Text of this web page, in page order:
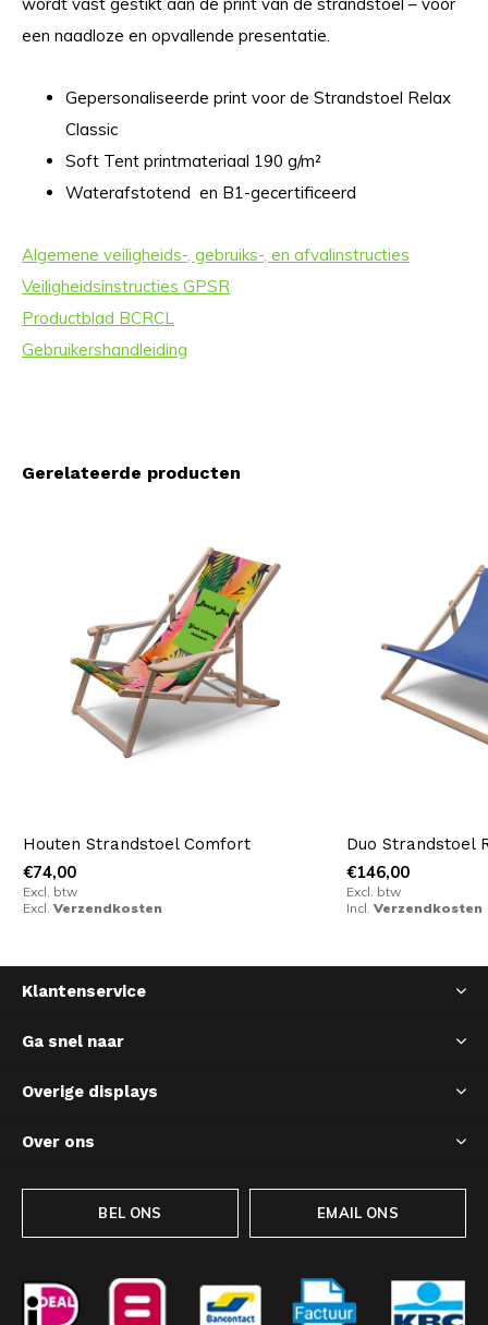
een naadloze en opvallende presentatie.
Gepersonaliseerde print voor de Strandstoel Relax
Classic
Soft Tent printmateriaal 190 g/m²
Waterafstotend en B1-gecertificeerd
Algemene veiligheids-, gebruiks-, en afvalinstructies
Veiligheidsinstructies GPSR
Productblad BCRCL
Gebruikershandleiding
Gerelateerde producten
Houten Strandstoel Comfort
€74,00
Excl. btw
Excl. Verzendkosten
Duo Strandstoel
€146,00
Excl. btw
Incl. Verzendkosten
Klantenservice
Ga snel naar
Overige displays
Over ons
BEL ONS EMAIL ONS